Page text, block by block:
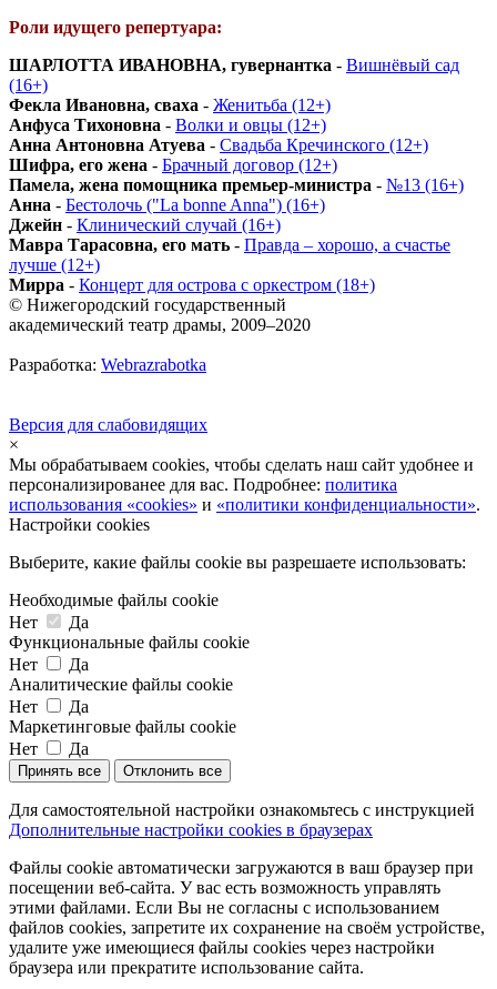
Роли идущего репертуара:
ШАРЛОТТА ИВАНОВНА, гувернантка - Вишнёвый сад
(16+)
Фекла Ивановна, сваха - Женитьба (12+)
Анфуса Тихоновна - Волки и овцы (12+)
Анна Антоновна Атуева - Свадьба Кречинского (12+)
Шифра, его жена - Брачный договор (12+)
Памела, жена помощника премьер-министра - №13 (16+)
Анна - Бестолочь ("La bonne Anna") (16+)
Джейн - Клинический случай (16+)
Мавра Тарасовна, его мать - Правда – хорошо, а счастье
лучше (12+)
Мирра - Концерт для острова с оркестром (18+)
© Нижегородский государственный
академический театр драмы, 2009–2020
Разработка: Webrazrabotka
Версия для слабовидящих
×
Мы обрабатываем cookies, чтобы сделать наш сайт удобнее и
персонализированее для вас. Подробнее: политика
использования «cookies» и «политики конфиденциальности».
Настройки cookies
Выберите, какие файлы cookie вы разрешаете использовать:
Необходимые файлы cookie
Нет
Да
Функциональные файлы cookie
Нет
Да
Аналитические файлы cookie
Нет
Да
Маркетинговые файлы cookie
Нет
Да
Принять все Отклонить все
Для самостоятельной настройки ознакомьтесь с инструкцией
Дополнительные настройки cookies в браузерах
Файлы cookie автоматически загружаются в ваш браузер при
посещении веб-сайта. У вас есть возможность управлять
этими файлами. Если Вы не согласны с использованием
файлов cookies, запретите их сохранение на своём устройстве,
удалите уже имеющиеся файлы cookies через настройки
браузера или прекратите использование сайта.